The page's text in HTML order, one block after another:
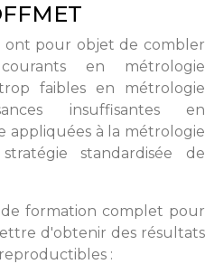
ont pour objet de combler
en métrologie
faibles en métrologie
insuffisantes en
appliquées à la métrologie
standardisée de
formation complet pour
d'obtenir des résultats
: